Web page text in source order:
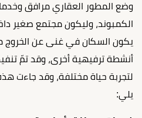
وضع المطور العقاري مرافق
يكون السكان في غنى عن الخروج
أنشطة ترفيهية أخرى، وقد تمّ
لتجربة حياة مختلفة، وقد جاءت
يلي: